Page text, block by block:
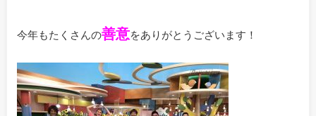
今年もたくさんの善意をありがとうございます！